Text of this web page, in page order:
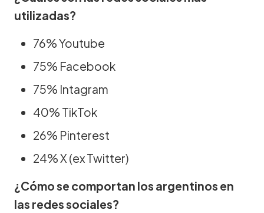
utilizadas?
76% Youtube
75% Facebook
75% Intagram
40% TikTok
26% Pinterest
24% X (ex Twitter)
¿Cómo se comportan los argentinos en
las redes sociales?